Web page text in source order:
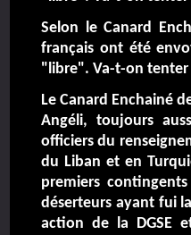
Selon le Canard
français ont été
"libre". Va-t-on tenter
Le Canard Enchainé
Angéli, toujours
officiers du
du Liban et en
premiers
déserteurs ayant fui
action de la DGSE